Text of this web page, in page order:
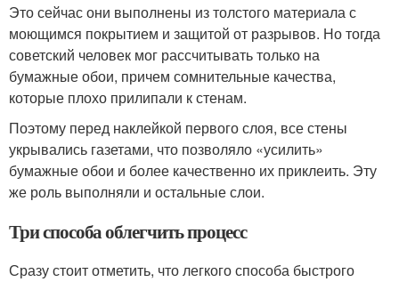
Это сейчас они выполнены из толстого материала с
моющимся покрытием и защитой от разрывов. Но тогда
советский человек мог рассчитывать только на
бумажные обои, причем сомнительные качества,
которые плохо прилипали к стенам.
Поэтому перед наклейкой первого слоя, все стены
укрывались газетами, что позволяло «усилить»
бумажные обои и более качественно их приклеить. Эту
же роль выполняли и остальные слои.
Три способа облегчить процесс
Сразу стоит отметить, что легкого способа быстрого